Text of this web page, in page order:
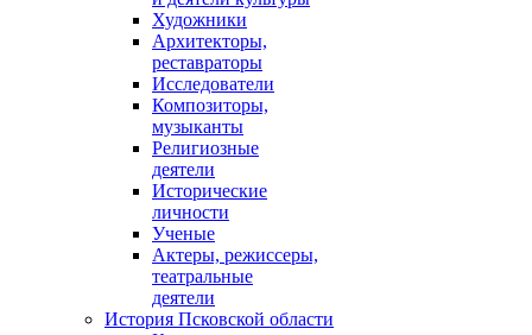
Художники
Архитекторы,
реставраторы
Исследователи
Композиторы,
музыканты
Религиозные
деятели
Исторические
личности
Ученые
Актеры, режиссеры,
театральные
деятели
История Псковской области